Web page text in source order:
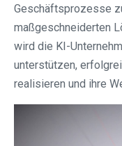
Geschäftsprozesse
maßgeschneiderten
wird die KI-
unterstützen,
realisieren und ihre